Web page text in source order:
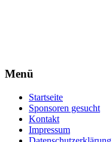
Menü
Startseite
Sponsoren gesucht
Kontakt
Impressum